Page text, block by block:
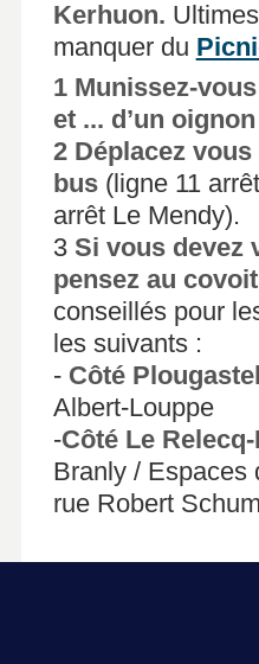
Kerhuon.
manquer du
1 Munissez-
et ... d’un
2 Déplacez
bus(ligne 11
arrêt Le Mendy).
3 Si vous devez
pensez au
conseillés pour
les suivants :
- Côté
Albert-Louppe
-Côté Le
Branly / Espaces
rue Robert